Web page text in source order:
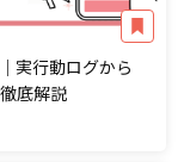
実行動ログから
底解説